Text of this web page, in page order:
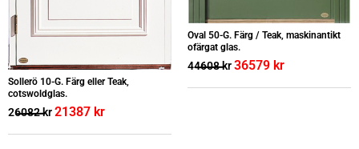
Sollerö 10-G. Färg eller Teak,
cotswoldglas.
26082kr21387 kr
Oval 50-G. Färg / Teak, maskinantikt
ofärgat glas.
44608kr36579 kr